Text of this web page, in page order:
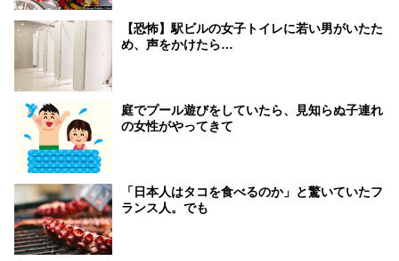
【恐怖】駅ビルの女子トイレに若い男がいたた
め、声をかけたら…
庭でプール遊びをしていたら、見知らぬ子連れ
の女性がやってきて
「日本人はタコを食べるのか」と驚いていたフ
ランス人。でも